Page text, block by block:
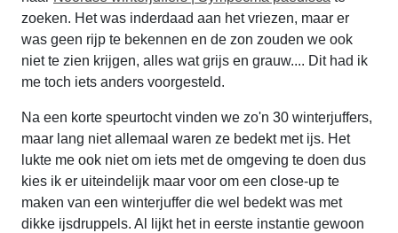
zoeken. Het was inderdaad aan het vriezen, maar er
was geen rijp te bekennen en de zon zouden we ook
niet te zien krijgen, alles wat grijs en grauw.... Dit had ik
me toch iets anders voorgesteld.
Na een korte speurtocht vinden we zo'n 30 winterjuffers,
maar lang niet allemaal waren ze bedekt met ijs. Het
lukte me ook niet om iets met de omgeving te doen dus
kies ik er uiteindelijk maar voor om een close-up te
maken van een winterjuffer die wel bedekt was met
dikke ijsdruppels. Al lijkt het in eerste instantie gewoon